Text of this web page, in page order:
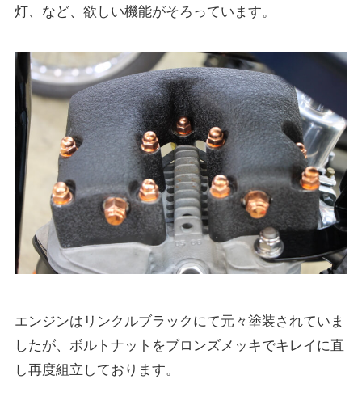
灯、など、欲しい機能がそろっています。
エンジンはリンクルブラックにて元々塗装されていま
したが、ボルトナットをブロンズメッキでキレイに直
し再度組立しております。